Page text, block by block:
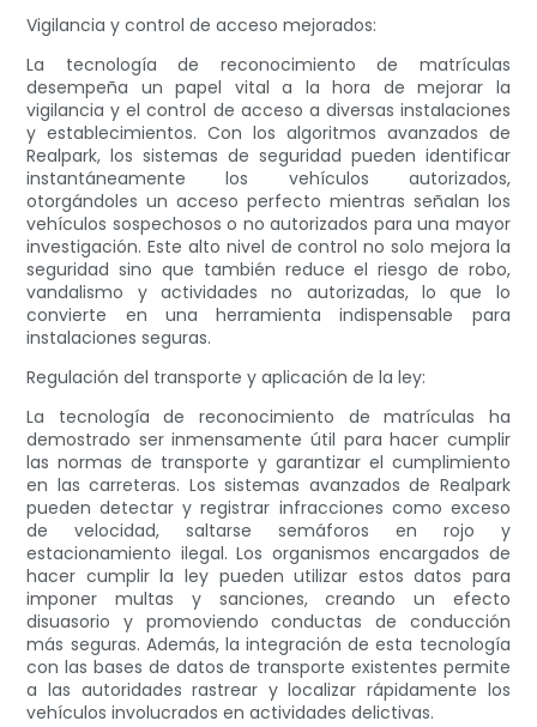
Vigilancia y control de acceso mejorados:
La tecnología de reconocimiento de matrículas
desempeña un papel vital a la hora de mejorar la
vigilancia y el control de acceso a diversas instalaciones
y establecimientos. Con los algoritmos avanzados de
Realpark, los sistemas de seguridad pueden identificar
instantáneamente los vehículos autorizados,
otorgándoles un acceso perfecto mientras señalan los
vehículos sospechosos o no autorizados para una mayor
investigación. Este alto nivel de control no solo mejora la
seguridad sino que también reduce el riesgo de robo,
vandalismo y actividades no autorizadas, lo que lo
convierte en una herramienta indispensable para
instalaciones seguras.
Regulación del transporte y aplicación de la ley:
La tecnología de reconocimiento de matrículas ha
demostrado ser inmensamente útil para hacer cumplir
las normas de transporte y garantizar el cumplimiento
en las carreteras. Los sistemas avanzados de Realpark
pueden detectar y registrar infracciones como exceso
de velocidad, saltarse semáforos en rojo y
estacionamiento ilegal. Los organismos encargados de
hacer cumplir la ley pueden utilizar estos datos para
imponer multas y sanciones, creando un efecto
disuasorio y promoviendo conductas de conducción
más seguras. Además, la integración de esta tecnología
con las bases de datos de transporte existentes permite
a las autoridades rastrear y localizar rápidamente los
vehículos involucrados en actividades delictivas.